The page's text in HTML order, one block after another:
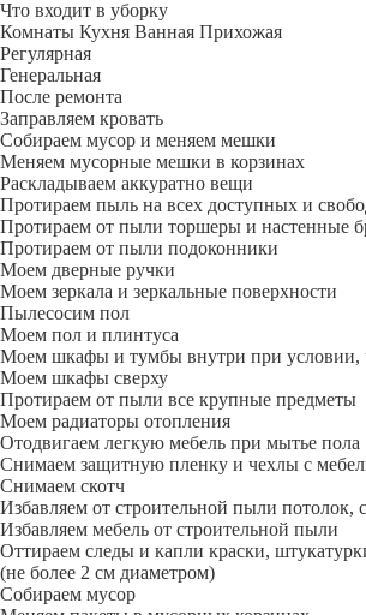
Что входит в уборку
Регу­лярная
Гене­ральная
После ремонта
Заправляем кровать
Собираем мусор и меняем мешки
Меняем мусорные мешки в корзинах
Раскладываем аккуратно вещи
Протираем пыль на всех доступных и
Протираем от пыли торшеры и настенные
Протираем от пыли подоконники
Моем дверные ручки
Моем зеркала и зеркальные поверхности
Пылесосим пол
Моем пол и плинтуса
Моем шкафы и тумбы внутри при условии,
Моем шкафы сверху
Протираем от пыли все крупные предметы
Моем радиаторы отопления
Отодвигаем легкую мебель при мытье пола
Снимаем защитную пленку и чехлы с
Снимаем скотч
Избавляем от строительной пыли потолок,
Избавляем мебель от строительной пыли
Оттираем следы и капли краски,
(не более 2 см диаметром)
Собираем мусор